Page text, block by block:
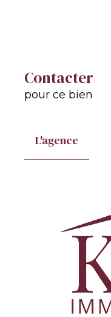
Contacter
pour ce bien
L'agence